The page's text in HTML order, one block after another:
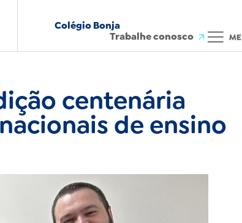
Trabalhe conosco
Trabalhe conosco
Conosco
Colégio Bonja
centenária
de ensino